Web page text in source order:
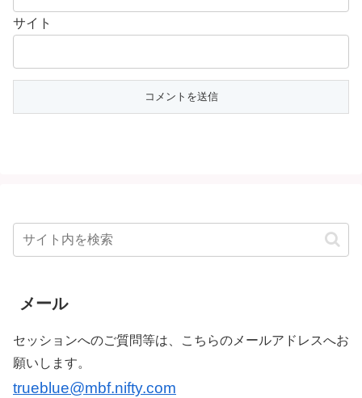
サイト
メール
セッションへのご質問等は、こちらのメールアドレスへお
願いします。
trueblue@mbf.nifty.com